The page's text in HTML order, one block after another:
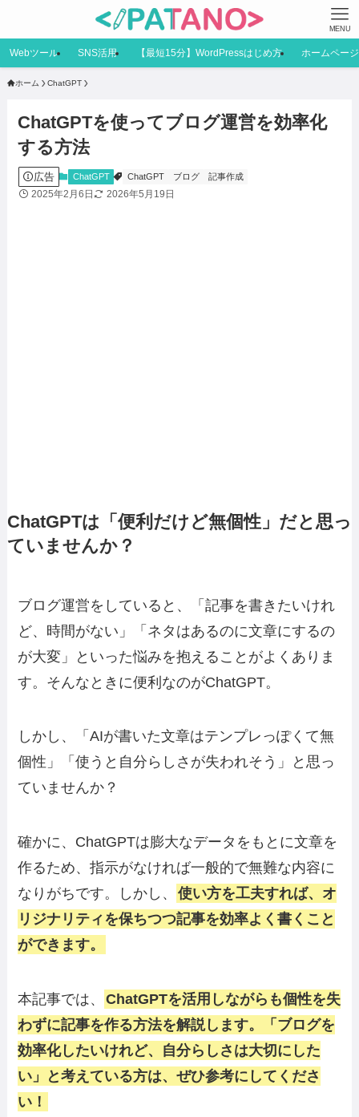
MENU
Webツール SNS活用 【最短15分】WordPressはじめ方 ホームペー
ホーム ChatGPT
ChatGPTを使ってブログ運営を効率化
する方法
広告 ChatGPT ChatGPT ブログ 記事作成
2025年2月6日 2026年5月19日
ChatGPTは「便利だけど無個性」だと思っ
ていませんか？
ブログ運営をしていると、「記事を書きたいけれ
ど、時間がない」「ネタはあるのに文章にするの
が大変」といった悩みを抱えることがよくありま
す。そんなときに便利なのがChatGPT。
しかし、「AIが書いた文章はテンプレっぽくて無
個性」「使うと自分らしさが失われそう」と思っ
ていませんか？
確かに、ChatGPTは膨大なデータをもとに文章を
作るため、指示がなければ一般的で無難な内容に
なりがちです。しかし、 使い方を工夫すれば、オ
リジナリティを保ちつつ記事を効率よく書くこと
ができます。
本記事では、 ChatGPTを活用しながらも個性を失
わずに記事を作る方法を解説します。「ブログを
効率化したいけれど、自分らしさは大切にした
い」と考えている方は、ぜひ参考にしてくださ
い！